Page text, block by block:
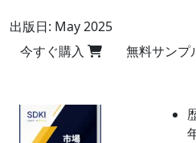
出版日: May 2025
今すぐ購入
無料サンプ